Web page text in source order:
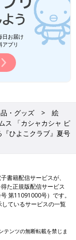
日お届け
プリ
・グッズ
絵
ス 「カシャカシャ ピ
ひよこクラブ』夏号
書籍配信サービスが、
た正規版配信サービス
第11091000号）です。
しているサービスの一覧
テンツの無断転載を禁じま